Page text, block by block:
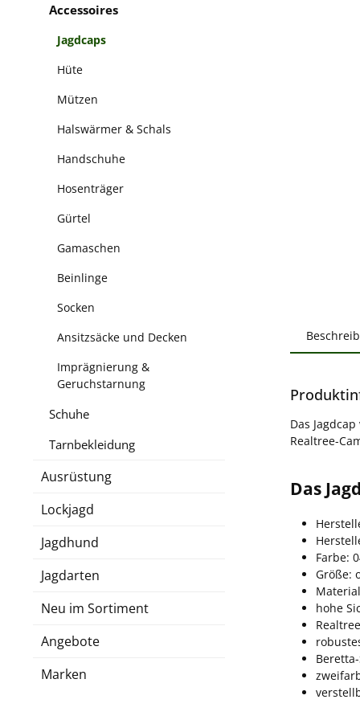
Accessoires
Jagdcaps
Hüte
Mützen
Halswärmer & Schals
Handschuhe
Hosenträger
Gürtel
Gamaschen
Beinlinge
Socken
Ansitzsäcke und Decken
Imprägnierung &
Geruchstarnung
Schuhe
Tarnbekleidung
Ausrüstung
Lockjagd
Jagdhund
Jagdarten
Neu im Sortiment
Angebote
Marken
Das
Realtree-
Das
Farbe:
Größe:
hohe